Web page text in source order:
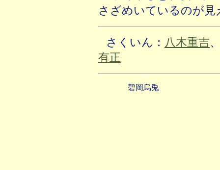
さざめいているのが見
さくいん： 八木重吉
有正
碧岡烏兎